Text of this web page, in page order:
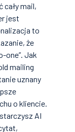
cały mail,
jest
to
że
one”. Jak
mailing
uznany
o kliencie.
AI